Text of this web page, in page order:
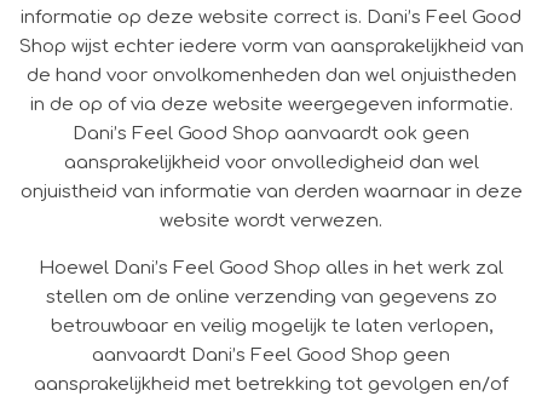
informatie op deze website correct is. Dani’s Feel Good
Shop wijst echter iedere vorm van aansprakelijkheid van
de hand voor onvolkomenheden dan wel onjuistheden
in de op of via deze website weergegeven informatie.
Dani’s Feel Good Shop aanvaardt ook geen
aansprakelijkheid voor onvolledigheid dan wel
onjuistheid van informatie van derden waarnaar in deze
website wordt verwezen.
Hoewel Dani’s Feel Good Shop alles in het werk zal
stellen om de online verzending van gegevens zo
betrouwbaar en veilig mogelijk te laten verlopen,
aanvaardt Dani’s Feel Good Shop geen
aansprakelijkheid met betrekking tot gevolgen en/of